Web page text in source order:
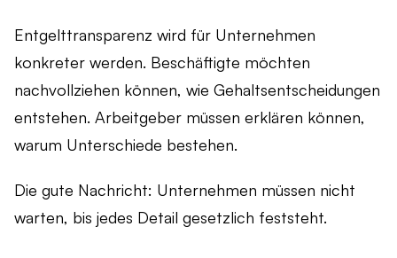
Entgelttransparenz wird für Unternehmen
konkreter werden. Beschäftigte möchten
nachvollziehen können, wie Gehaltsentscheidungen
entstehen. Arbeitgeber müssen erklären können,
warum Unterschiede bestehen.
Die gute Nachricht: Unternehmen müssen nicht
warten, bis jedes Detail gesetzlich feststeht.